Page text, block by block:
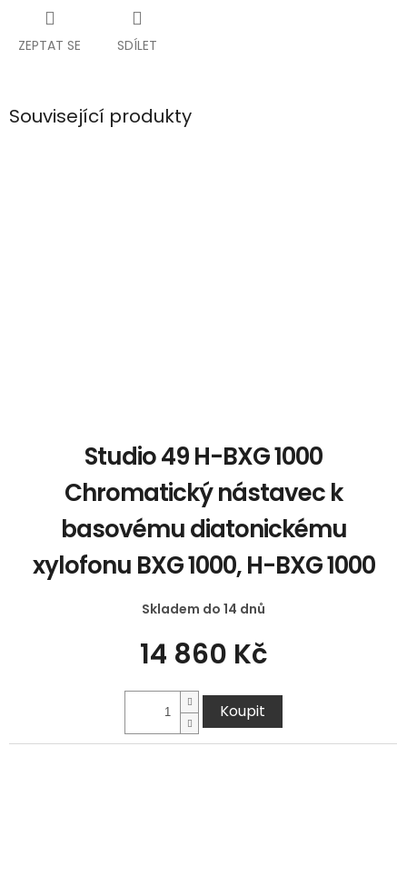
ZEPTAT SE SDÍLET
Související produkty
Studio 49 H-BXG 1000
Chromatický nástavec k
basovému diatonickému
xylofonu BXG 1000, H-BXG 1000
Skladem do 14 dnů
14 860 Kč
Koupit